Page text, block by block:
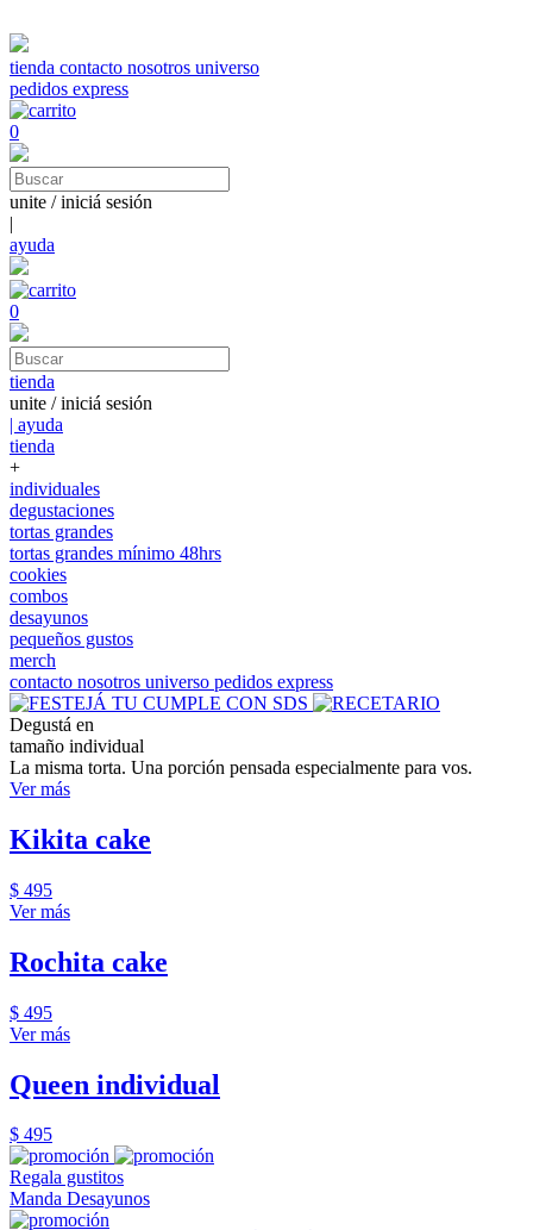
tienda contacto nosotros universo
pedidos express
0
unite / iniciá sesión
|
ayuda
0
tienda
unite / iniciá sesión
| ayuda
tienda
+
individuales
degustaciones
tortas grandes
tortas grandes mínimo 48hrs
cookies
combos
desayunos
pequeños gustos
merch
contacto nosotros universo pedidos express
Degustá en
tamaño individual
La misma torta. Una porción pensada especialmente para vos.
Ver más
Kikita cake
$ 495
Ver más
Rochita cake
$ 495
Ver más
Queen individual
$ 495
Regala gustitos
Manda Desayunos